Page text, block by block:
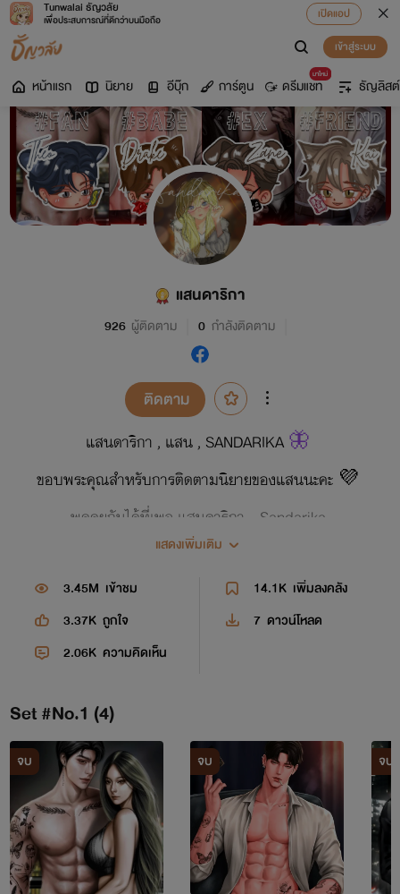
Tunwalai ธัญวลัย
เพื่อประสบการณ์ที่ดีกว่าบนมือถือ
เปิดแอป
เข้าสู่ระบบ
หน้าแรก นิยาย อีบุ๊ก การ์ตูน
มาใหม่
ดรีมแชท ธัญลิสต์
แสนดาริกา
926 ผู้ติดตาม 0 กำลังติดตาม
ติดตาม
แสนดาริกา , แสน , SANDARIKA 🦋
ขอบพระคุณสำหรับการติดตามนิยายของแสนนะคะ 💜
พูดคุยกันได้ที่เพจ แสนดาริกา - Sandarika
https://www.facebook.com/profile.php?
id=61569021371164
หรือต๊อก ๆ Sandarika_ ค่า
Love, Always.
แสดงเพิ่มเติม
3.45M เข้าชม 14.1K เพิ่มลงคลัง
3.37K ถูกใจ 7 ดาวน์โหลด
2.06K ความคิดเห็น
Set #No.1 (4)
จบ จบ จบ